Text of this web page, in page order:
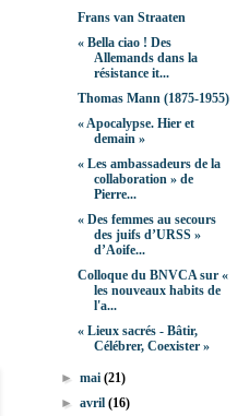
Frans van Straaten
« Bella ciao ! Des
Allemands dans la
résistance it...
Thomas Mann (1875-1955)
« Apocalypse. Hier et
demain »
« Les ambassadeurs de la
collaboration » de
Pierre...
« Des femmes au secours
des juifs d’URSS »
d’Aoife...
Colloque du BNVCA sur «
les nouveaux habits de
l'a...
« Lieux sacrés - Bâtir,
Célébrer, Coexister »
►mai(21)
►avril(16)